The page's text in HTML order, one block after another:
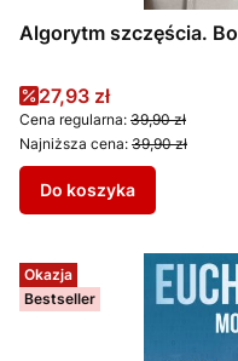
Algorytm szczęścia.
Cena promocyjna
27,93 zł
Cena regularna: 39,90 zł
Najniższa cena: 39,90 zł
Do koszyka
Okazja
Bestseller